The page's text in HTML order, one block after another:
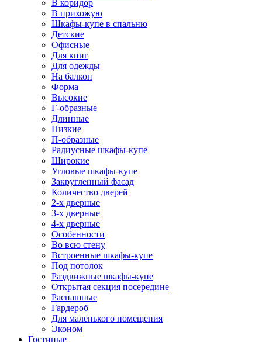
В коридор
В прихожую
Шкафы-купе в спальню
Детские
Офисные
Для книг
Для одежды
На балкон
Форма
Высокие
Г-образные
Длинные
Низкие
П-образные
Радиусные шкафы-купе
Широкие
Угловые шкафы-купе
Закругленный фасад
Количество дверей
2-х дверные
3-х дверные
4-х дверные
Особенности
Во всю стену
Встроенные шкафы-купе
Под потолок
Раздвижные шкафы-купе
Открытая секция посередине
Распашные
Гардероб
Для маленького помещения
Эконом
Гостиные